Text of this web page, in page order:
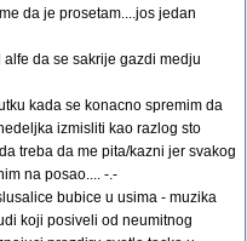
da je prosetam....jos jedan
da se sakrije gazdi medju
kada se konacno spremim da
izmisliti kao razlog sto
treba da me pita/kazni jer svakog
na posao.... -.-
bubice u usima - muzika
koji posiveli od neumitnog